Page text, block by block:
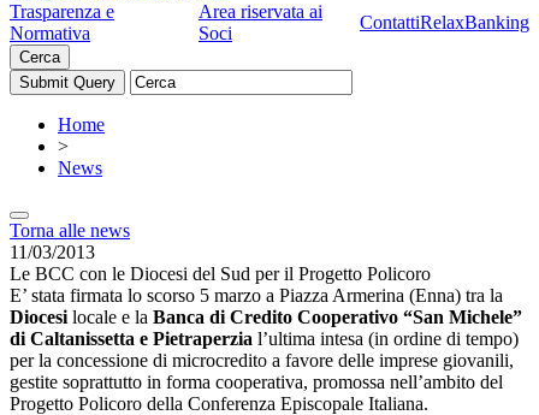
Trasparenza e
Normativa
Area riservata ai
Soci
ContattiRelaxBanking
Cerca
Home
>
News
Torna alle news
11/03/2013
Le BCC con le Diocesi del Sud per il Progetto Policoro
E’ stata firmata lo scorso 5 marzo a Piazza Armerina (Enna) tra la
Diocesi locale e la Banca di Credito Cooperativo “San Michele”
di Caltanissetta e Pietraperzia l’ultima intesa (in ordine di tempo)
per la concessione di microcredito a favore delle imprese giovanili,
gestite soprattutto in forma cooperativa, promossa nell’ambito del
Progetto Policoro della Conferenza Episcopale Italiana.